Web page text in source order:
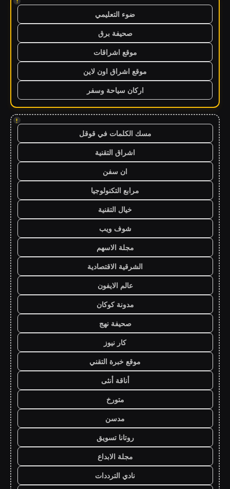
ضوء التعليمي
صحيفة برق
موقع اشراقات
موقع اشراق اون لاين
اركان سياحة وسفر
!
مسك الكلمات في قوقل
اشراق التقنية
ان سفن
مرابع التكنولوجيا
خيال التقنية
شوف ويب
مجلة الاسهم
الشرقية الاقتصادية
عالم الايفون
مدونة كوكان
صحيفة نهج
كار نيوز
موقع خبرة التقني
أناقة أنثى
متورخ
مدسن
روتانا تسويق
مجلة الابداع
نادي الترددات